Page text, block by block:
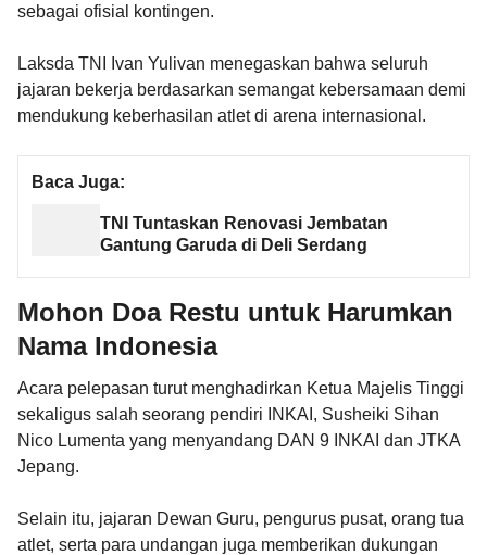
sebagai ofisial kontingen.
Laksda TNI Ivan Yulivan menegaskan bahwa seluruh
jajaran bekerja berdasarkan semangat kebersamaan demi
mendukung keberhasilan atlet di arena internasional.
Baca Juga:
TNI Tuntaskan Renovasi Jembatan
Gantung Garuda di Deli Serdang
Mohon Doa Restu untuk Harumkan
Nama Indonesia
Acara pelepasan turut menghadirkan Ketua Majelis Tinggi
sekaligus salah seorang pendiri INKAI, Susheiki Sihan
Nico Lumenta yang menyandang DAN 9 INKAI dan JTKA
Jepang.
Selain itu, jajaran Dewan Guru, pengurus pusat, orang tua
atlet, serta para undangan juga memberikan dukungan